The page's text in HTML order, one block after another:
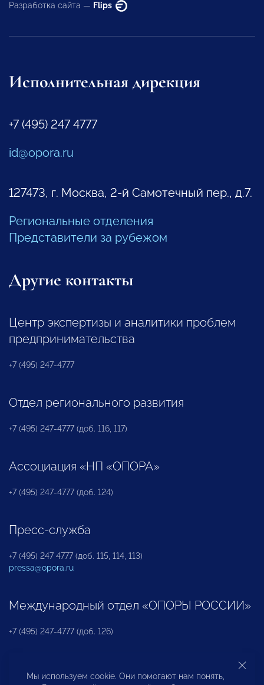
Разработка сайта — Flips
Исполнительная дирекция
+7 (495) 247 4777
id@opora.ru
127473, г. Москва, 2-й Самотечный пер., д.7.
Региональные отделения
Представители за рубежом
Другие контакты
Центр экспертизы и аналитики проблем
предпринимательства
+7 (495) 247-4777
Отдел регионального развития
+7 (495) 247-4777 (доб. 116, 117)
Ассоциация «НП «ОПОРА»
+7 (495) 247-4777 (доб. 124)
Пресс-служба
+7 (495) 247 4777 (доб. 115, 114, 113)
pressa@opora.ru
Международный отдел «ОПОРЫ РОССИИ»
+7 (495) 247-4777 (доб. 126)
Бюро по защите прав предпринимателей и
Мы используем cookie. Они помогают нам понять,